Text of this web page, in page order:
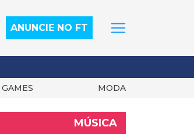
ANUNCIE NO FT
GAMES MODA
MÚSICA